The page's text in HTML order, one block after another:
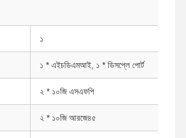
১
১ * এইচডিএমআই, ১ * ডিসপ্লে পোর্ট
২ * ১০জি এসএফপি
২ * ১০জি আরজে৪৫